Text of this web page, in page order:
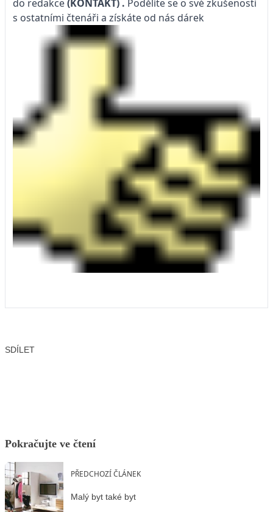
do redakce(KONTAKT) . Podělíte se o své zkušenosti
s ostatními čtenáři a získáte od nás dárek
SDÍLET
Pokračujte ve čtení
PŘEDCHOZÍ ČLÁNEK
Malý byt také byt